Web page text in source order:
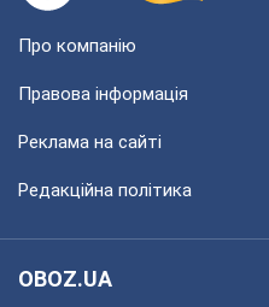
Про компанію
Правова інформація
Реклама на сайті
Редакційна політика
OBOZ.UA